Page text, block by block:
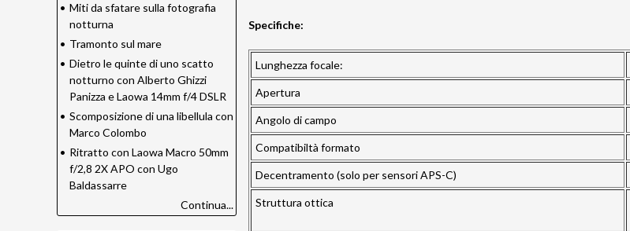
Specifiche:
Lunghezza focale:
Apertura
Angolo di campo
Compatibiltà formato
Decentramento (solo per sensori APS-C)
Struttura ottica
• Miti da sfatare sulla fotografia
notturna
• Tramonto sul mare
• Dietro le quinte di uno scatto
notturno con Alberto Ghizzi
Panizza e Laowa 14mm f/4 DSLR
• Scomposizione di una libellula con
Marco Colombo
• Ritratto con Laowa Macro 50mm
f/2,8 2X APO con Ugo
Baldassarre
Continua...